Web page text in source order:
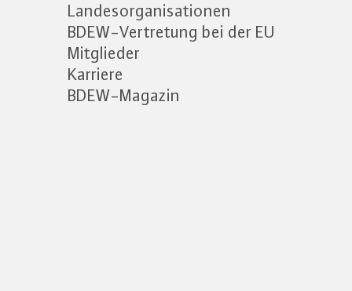
Landesorganisationen
BDEW-Vertretung bei der EU
Mitglieder
Karriere
BDEW-Magazin